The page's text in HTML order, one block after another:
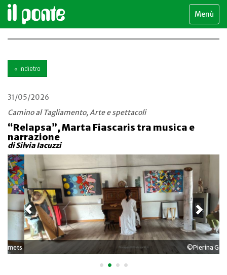
Menù
« indietro
31/05/2026
Camino al Tagliamento, Arte e spettacoli
“Relapsa”, Marta Fiascaris tra musica e
narrazione
di Silvia Iacuzzi
©Pierina Gallina
• • • •